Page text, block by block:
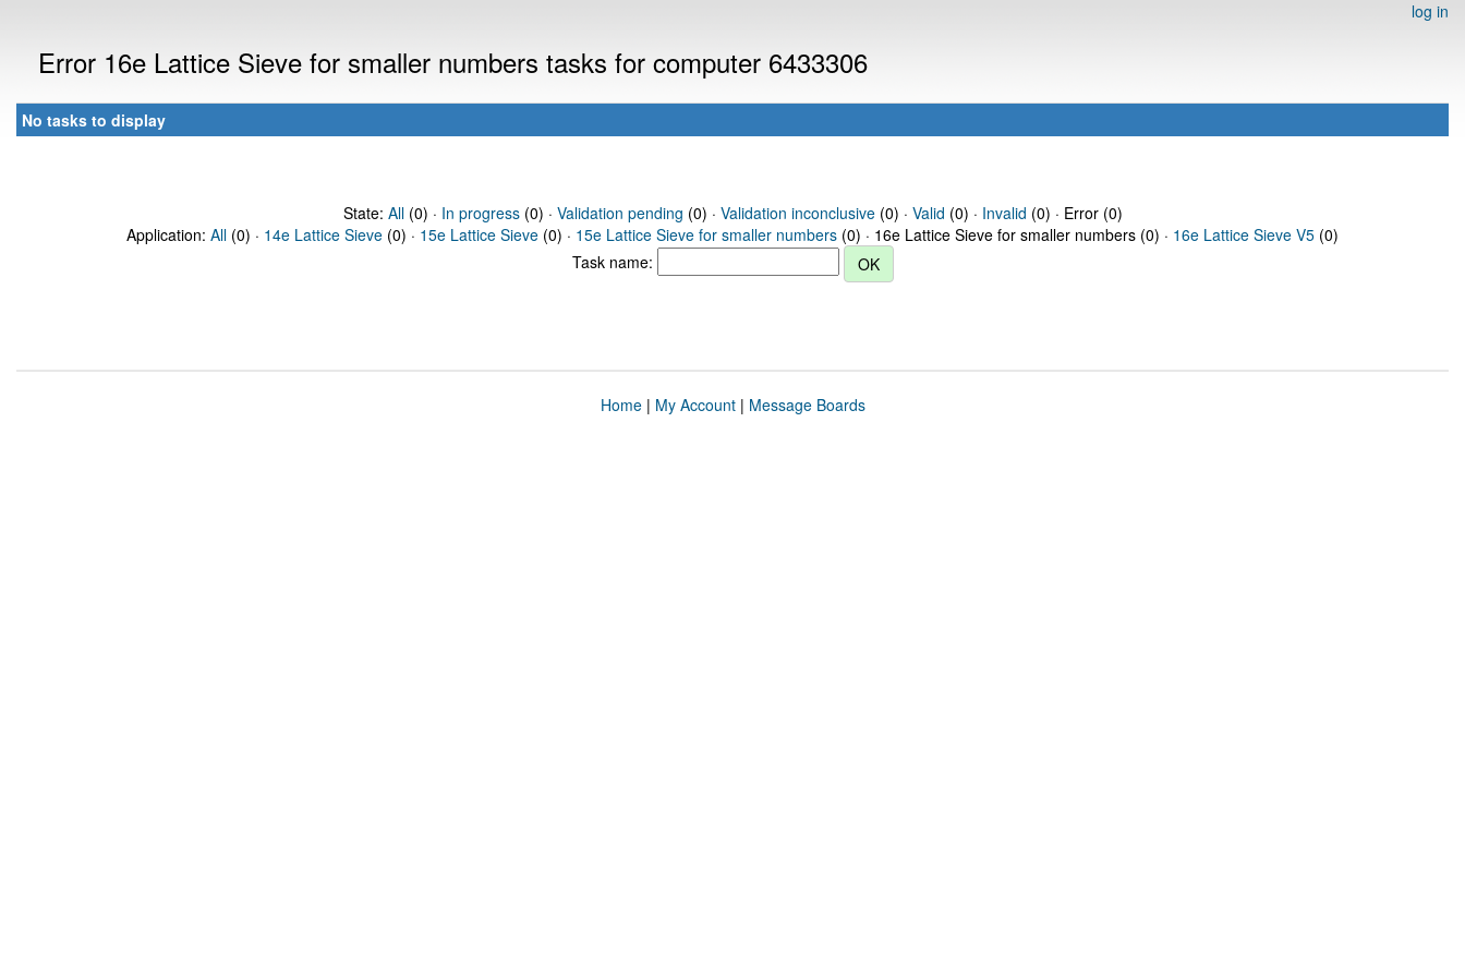
log in
Error 16e Lattice Sieve for smaller numbers tasks for computer 6433306
No tasks to display
State: All(0) · In progress(0) · Validation pending (0) · Validation inconclusive(0) · Valid (0) · Invalid (0) · Error (0)
Application: All (0) · 14e Lattice Sieve (0) · 15e Lattice Sieve (0) · 15e Lattice Sieve for smaller numbers (0) · 16e Lattice Sieve for smaller numbers (0) · 16e Lattice Sieve V5 (0)
Task name:
Home| My Account| Message Boards